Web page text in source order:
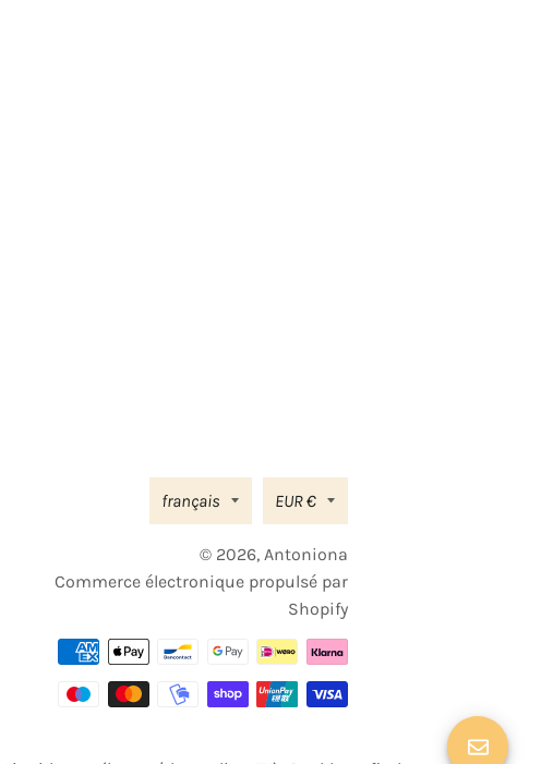
Langue
français Devise
EUR €
© 2026, Antoniona
Commerce électronique propulsé par
Shopify
de
paiement